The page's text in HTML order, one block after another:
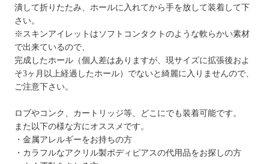
潰して折りたたみ、ホールに入れてから手を放して装着して下
さい。
※スキンアイレットはソフトコンタクトのような軟らかい素材
で出来ているので、
完成したホール（個人差はありますが、現サイズに拡張後およ
そ3ヶ月以上経過したホール）でないと綺麗に入りませんので、
ご注意下さい。
ロブやコンク、カートリッジ等、どこにでも装着可能です。
また以下の様な方にオススメです。
・金属アレルギーをお持ちの方
・カラフルなアクリル製ボディピアスの代用品をお探しの方